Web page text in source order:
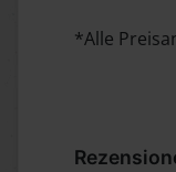
*Alle